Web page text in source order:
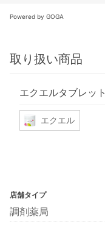
Powered by GOGA
取り扱い商品
エクエルタブレット
エクエル
店舗タイプ
調剤薬局